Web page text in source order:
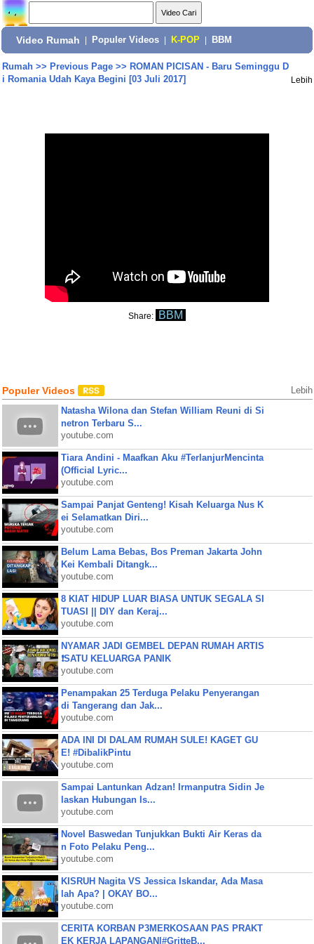
Video Rumah Populer Videos K-POP BBM
Rumah>> Previous Page>> ROMAN PICISAN - Baru Seminggu D
i Romania Udah Kaya Begini [03 Juli 2017]
Lebih
Share: BBM
Populer Videos Lebih
Natasha Wilona dan Stefan William Reuni di Si
netron Terbaru S...
youtube.com
Tiara Andini - Maafkan Aku #TerlanjurMencinta
(Official Lyric...
youtube.com
Sampai Panjat Genteng! Kisah Keluarga Nus K
ei Selamatkan Diri...
youtube.com
Belum Lama Bebas, Bos Preman Jakarta John
Kei Kembali Ditangk...
youtube.com
8 KIAT HIDUP LUAR BIASA UNTUK SEGALA SI
TUASI || DIY dan Keraj...
youtube.com
NYAMAR JADI GEMBEL DEPAN RUMAH ARTIS
❗SATU KELUARGA PANIK
youtube.com
Penampakan 25 Terduga Pelaku Penyerangan
di Tangerang dan Jak...
youtube.com
ADA INI DI DALAM RUMAH SULE! KAGET GU
E! #DibalikPintu
youtube.com
Sampai Lantunkan Adzan! Irmanputra Sidin Je
laskan Hubungan Is...
youtube.com
Novel Baswedan Tunjukkan Bukti Air Keras da
n Foto Pelaku Peng...
youtube.com
KISRUH Nagita VS Jessica Iskandar, Ada Masa
lah Apa? | OKAY BO...
youtube.com
CERITA KORBAN P3MERKOSAAN PAS PRAKT
EK KERJA LAPANGAN|#GritteB...